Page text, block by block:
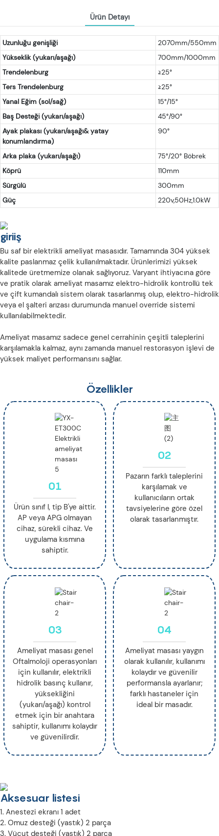
Ürün Detayı
Uzunluğu genişliği
2070mm/550mm
Yükseklik (yukarı/aşağı)
700mm/1000mm
Trendelenburg
≥25°
Ters Trendelenburg
≥25°
Yanal Eğim (sol/sağ)
15°/15°
Baş Desteği (yukarı/aşağı)
45°/90°
Ayak plakası (yukarı/aşağı& yatay
konumlandırma)
90°
Arka plaka (yukarı/aşağı)
75°/20° Böbrek
Köprü
110mm
Sürgülü
300mm
Güç
220v,50Hz,1.0kW
giriiş
Bu saf bir elektrikli ameliyat masasıdır. Tamamında 304 yüksek
kalite paslanmaz çelik kullanılmaktadır. Ürünlerimizi yüksek
kalitede üretmemize olanak sağlıyoruz. Varyant ihtiyacına göre
ve pratik olarak ameliyat masamız elektro-hidrolik kontrollü tek
ve çift kumandalı sistem olarak tasarlanmış olup, elektro-hidrolik
veya el şalteri arızası durumunda manuel override sistemi
kullanılabilmektedir.
Ameliyat masamız sadece genel cerrahinin çeşitli taleplerini
karşılamakla kalmaz, aynı zamanda manuel restorasyon işlevi de
yüksek maliyet performansını sağlar.
Özellikler
01
Ürün sınıf I, tip B'ye aittir.
AP veya APG olmayan
cihaz, sürekli cihaz. Ve
uygulama kısmına
sahiptir.
02
Pazarın farklı taleplerini
karşılamak ve
kullanıcıların ortak
tavsiyelerine göre özel
olarak tasarlanmıştır.
03
Ameliyat masası genel
Oftalmoloji operasyonları
için kullanılır, elektrikli
hidrolik basınç kullanır,
yüksekliğini
(yukarı/aşağı) kontrol
etmek için bir anahtara
sahiptir, kullanımı kolaydır
ve güvenilirdir.
04
Ameliyat masası yaygın
olarak kullanılır, kullanımı
kolaydır ve güvenilir
performansla ayarlanır;
farklı hastaneler için
ideal bir masadır.
Aksesuar listesi
1. Anestezi ekranı 1 adet
2. Omuz desteği (yastık) 2 parça
3. Vücut desteği (yastık) 2 parça